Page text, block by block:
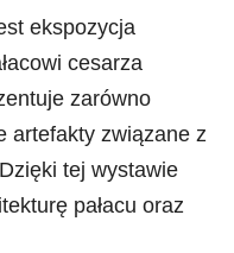
ekspozycja
cesarza
zarówno
artefakty związane z
tej wystawie
pałacu oraz